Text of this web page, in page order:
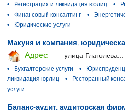
•
Регистрация и ликвидация юрлиц •
•
Финансовый консалтинг •
•
Юридические услуги
Макуня и компания,
Адрес:
улица Глаголева...
•
Бухгалтерские услуги •
ликвидация юрлиц
• Ресторанный
услуги
Баланс-аудит, аудиторская